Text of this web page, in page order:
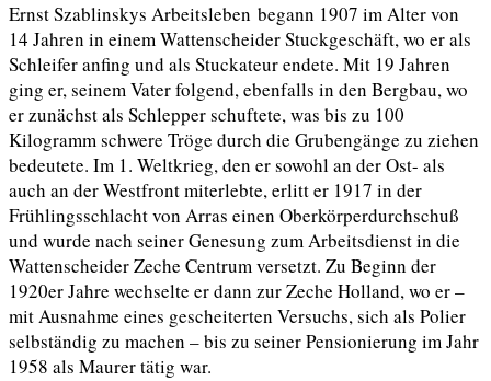
Ernst Szablinskys Arbeitsleben begann 1907 im Alter von
14 Jahren in einem Wattenscheider Stuckgeschäft, wo er als
Schleiferanfing und als Stuckateur endete. Mit 19 Jahren
ging er, seinem Vater folgend, ebenfalls in den Bergbau, wo
er zunächst als Schlepper schuftete, was bis zu 100
Kilogramm schwere Tröge durch die Grubengänge zu ziehen
bedeutete. Im 1. Weltkrieg, den er sowohl an der Ost- als
auch an der Westfront miterlebte, erlitt er 1917 in der
Frühlingsschlacht von Arras einen Oberkörperdurchschuß
und wurde nach seiner Genesung zum Arbeitsdienst in die
Wattenscheider Zeche Centrum versetzt. Zu Beginn der
1920er Jahre wechselte er dann zur Zeche Holland, wo er –
mit Ausnahme eines gescheiterten Versuchs, sich als Polier
selbständig zu machen – bis zu seiner Pensionierung im Jahr
1958 als Maurer tätig war.